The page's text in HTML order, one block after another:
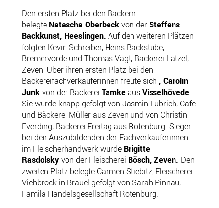
Den ersten Platz bei den Bäckern
belegte Natascha Oberbeckvon derSteffens
Backkunst, Heeslingen. Auf den weiteren Plätzen
folgten Kevin Schreiber, Heins Backstube,
Bremervörde und Thomas Vagt, Bäckerei Latzel,
Zeven. Über ihren ersten Platz bei den
Bäckereifachverkäuferinnen freute sich ,Carolin
Junk von der Bäckerei TamkeausVisselhövede.
Sie wurde knapp gefolgt von Jasmin Lubrich, Cafe
und Bäckerei Müller aus Zeven und von Christin
Everding, Bäckerei Freitag aus Rotenburg. Sieger
bei den Auszubildenden der Fachverkäuferinnen
im Fleischerhandwerk wurde Brigitte
Rasdolsky von der Fleischerei Bösch, Zeven. Den
zweiten Platz belegte Carmen Stiebitz, Fleischerei
Viehbrock in Brauel gefolgt von Sarah Pinnau,
Famila Handelsgesellschaft Rotenburg.